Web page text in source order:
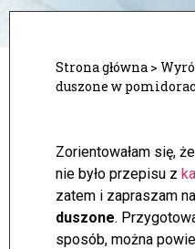
Strona główna >
duszone w
Zorientowałam się,
nie było przepisu z
zatem i zapraszam
duszone.
sposób, można